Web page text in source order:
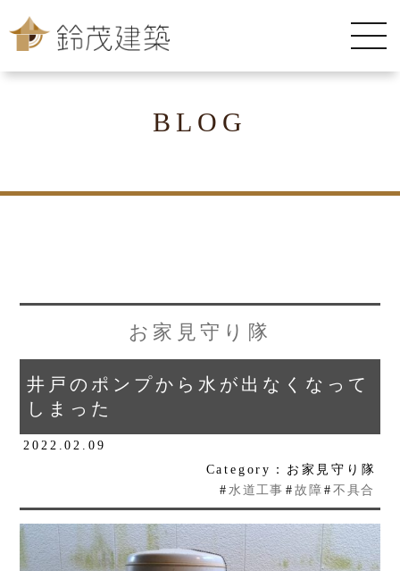
BLOG
お家見守り隊
井戸のポンプから水が出なくなって
しまった
2022.02.09
Category：お家見守り隊
# 水道工事 # 故障 # 不具合